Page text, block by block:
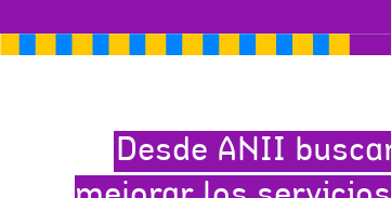
Desde ANII